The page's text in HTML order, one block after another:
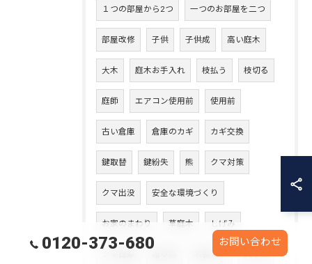
１つの部屋から2つ 一つのお部屋を二つ
部屋改修 子供 子供成 高い庭木
大木 庭木お手入れ 枝払う 枝切る
庭師 エアコン使用前 使用前
古い倉庫 倉庫のカギ カギ交換
鍵取替 鍵紛失 熊 クマ対策
クマ出没 安全な環境づくり
お家のまわり 草庭木 しげみ
木製ドア 入り口
0120-373-680 お問い合わせ